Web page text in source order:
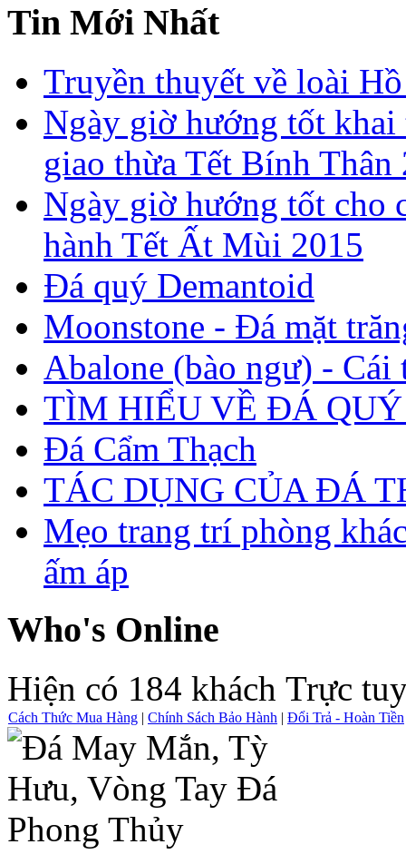
Tin Mới Nhất
Truyền thuyết về loài
Ngày giờ hướng tốt
giao thừa Tết Bính Thân
Ngày giờ hướng tốt cho
hành Tết Ất Mùi 2015
Đá quý Demantoid
Moonstone - Đá mặt
Abalone (bào ngư) - Cái
TÌM HIỂU VỀ ĐÁ QUÝ
Đá Cẩm Thạch
TÁC DỤNG CỦA ĐÁ
Mẹo trang trí phòng
ấm áp
Who's Online
Hiện có 184 khách Trực
Cách Thức Mua Hàng | Chính Sách Bảo Hành | Đổi Trả - Hoàn Tiền